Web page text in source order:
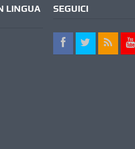
LINGUA
SEGUICI